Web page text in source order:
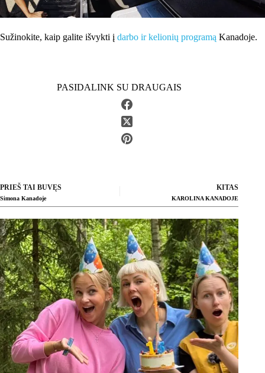
Sužinokite, kaip galite išvykti į darbo ir kelionių programą Kanadoje.
PASIDALINK SU DRAUGAIS
PRIEŠ TAI BUVĘS
Simona Kanadoje
KITAS
KAROLINA KANADOJE